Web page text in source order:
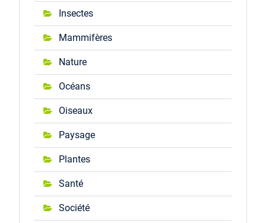
Insectes
Mammifères
Nature
Océans
Oiseaux
Paysage
Plantes
Santé
Société